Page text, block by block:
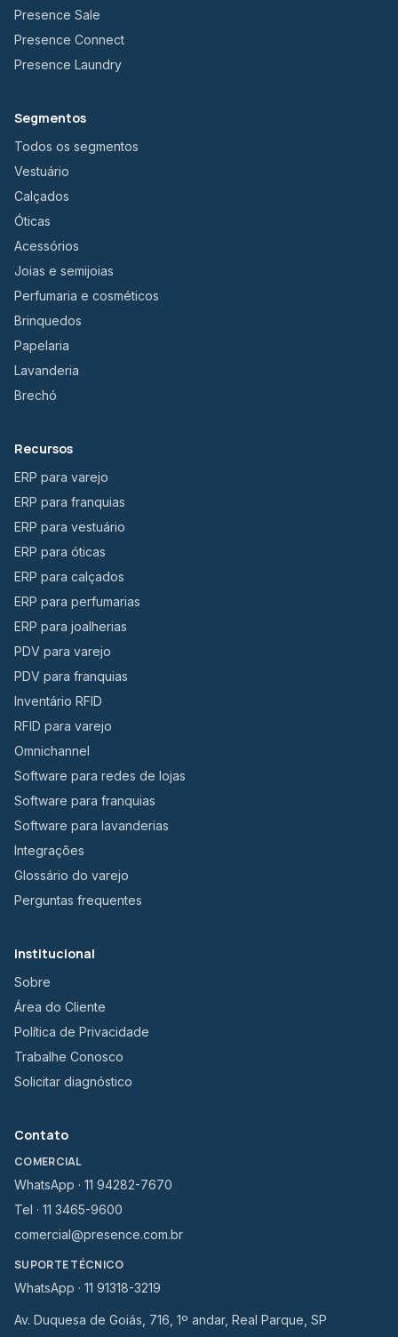
Presence Sale
Presence Connect
Presence Laundry
Segmentos
Todos os segmentos
Vestuário
Calçados
Óticas
Acessórios
Joias e semijoias
Perfumaria e cosméticos
Brinquedos
Papelaria
Lavanderia
Brechó
Recursos
ERP para varejo
ERP para franquias
ERP para vestuário
ERP para óticas
ERP para calçados
ERP para perfumarias
ERP para joalherias
PDV para varejo
PDV para franquias
Inventário RFID
RFID para varejo
Omnichannel
Software para redes de lojas
Software para franquias
Software para lavanderias
Integrações
Glossário do varejo
Perguntas frequentes
Institucional
Sobre
Área do Cliente
Política de Privacidade
Trabalhe Conosco
Solicitar diagnóstico
Contato
COMERCIAL
WhatsApp · 11 94282-7670
Tel · 11 3465-9600
comercial@presence.com.br
SUPORTE TÉCNICO
WhatsApp · 11 91318-3219
Av. Duquesa de Goiás, 716, 1º andar, Real Parque, SP